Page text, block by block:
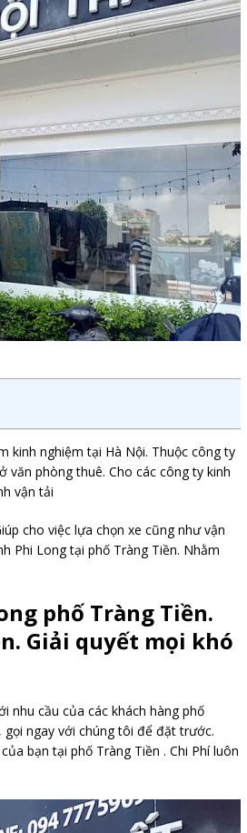
kinh nghiệm tại Hà Nội. Thuộc công ty
văn phòng thuê. Cho các công ty kinh
vận tải
cho việc lựa chọn xe cũng như vận
Phi Long tại phố Tràng Tiền. Nhằm
phố Tràng Tiền.
Giải quyết mọi khó
nhu cầu của các khách hàng phố
gọi ngay với chúng tôi để đặt trước.
bạn tại phố Tràng Tiền . Chi Phí luôn